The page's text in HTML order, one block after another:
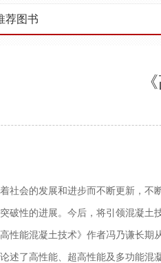
荐图书
社会的发展和进步而不断更新，不
破性的进展。今后，将引领混凝土
高性能混凝土技术》作者冯乃谦长
述了高性能、超高性能及多功能